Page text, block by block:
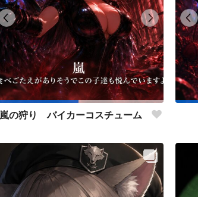
嵐の狩り バイカーコスチューム